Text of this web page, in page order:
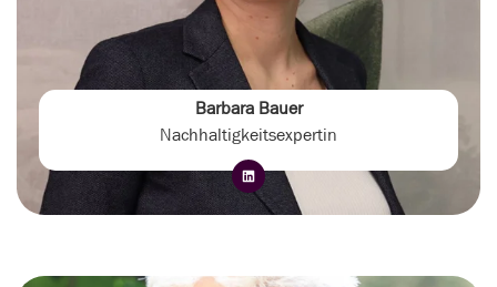
Barbara Bauer
Nachhaltigkeitsexpertin